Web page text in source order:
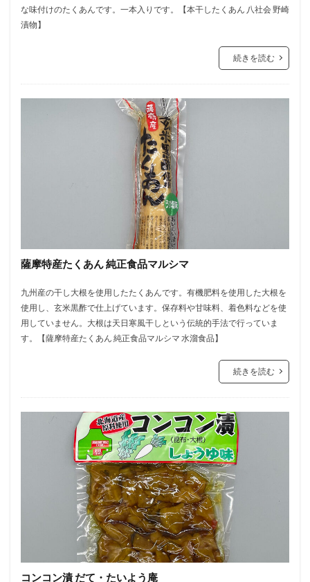
な味付けのたくあんです。一本入りです。【本干したくあん 八社会 野崎
漬物】
続きを読む
薩摩特産たくあん 純正食品マルシマ
九州産の干し大根を使用したたくあんです。有機肥料を使用した大根を
使用し、玄米黒酢で仕上げています。保存料や甘味料、着色料などを使
用していません。大根は天日寒風干しという伝統的手法で行っていま
す。【薩摩特産たくあん 純正食品マルシマ 水溜食品】
続きを読む
コンコン漬 だて・たいよう庵